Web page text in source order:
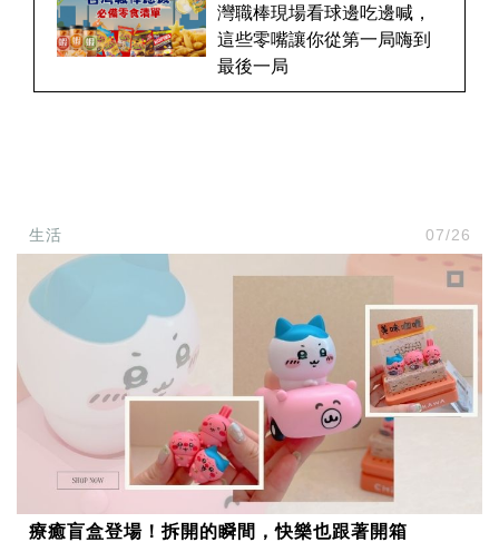
灣職棒現場看球邊吃邊喊，
這些零嘴讓你從第一局嗨到
最後一局
生活 07/26
療癒盲盒登場！拆開的瞬間，快樂也跟著開箱